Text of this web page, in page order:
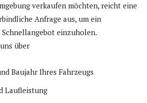
verkaufen möchten, reicht eine
Anfrage aus, um ein
einzuholen.
über
Baujahr Ihres Fahrzeugs
Laufleistung